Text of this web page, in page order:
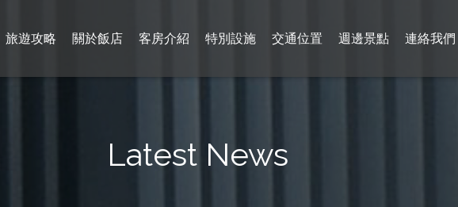
旅遊攻略 關於飯店 客房介紹 特別設施 交通位置 週邊景點 連絡我們
Latest News